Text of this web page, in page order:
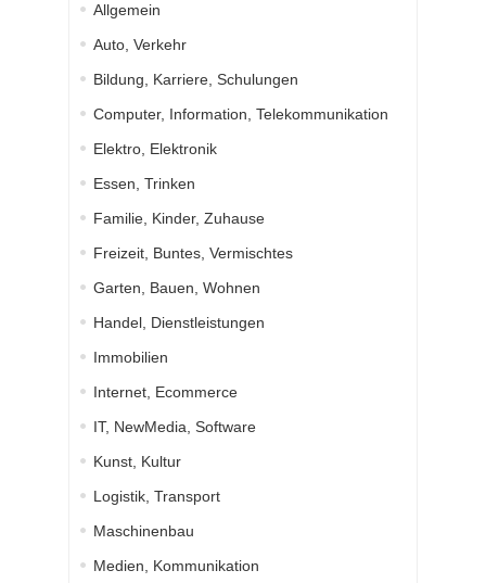
Allgemein
Auto, Verkehr
Bildung, Karriere, Schulungen
Computer, Information, Telekommunikation
Elektro, Elektronik
Essen, Trinken
Familie, Kinder, Zuhause
Freizeit, Buntes, Vermischtes
Garten, Bauen, Wohnen
Handel, Dienstleistungen
Immobilien
Internet, Ecommerce
IT, NewMedia, Software
Kunst, Kultur
Logistik, Transport
Maschinenbau
Medien, Kommunikation